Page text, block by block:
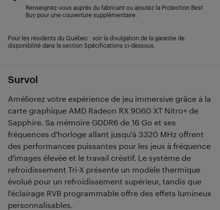
Survol
Améliorez votre expérience de jeu immersive grâce à la
carte graphique AMD Radeon RX 9060 XT Nitro+ de
Sapphire. Sa mémoire GDDR6 de 16 Go et ses
fréquences d'horloge allant jusqu'à 3320 MHz offrent
des performances puissantes pour les jeux à fréquence
d'images élevée et le travail créatif. Le système de
refroidissement Tri-X présente un modèle thermique
évolué pour un refroidissement supérieur, tandis que
l'éclairage RVB programmable offre des effets lumineux
personnalisables.
Renseignez-vous auprès du fabricant ou ajoutez la Protection Best
Buy pour une couverture supplémentaire.
Pour les résidents du Québec : voir la divulgation de la garantie de
disponibilité dans la section Spécifications ci-dessous.